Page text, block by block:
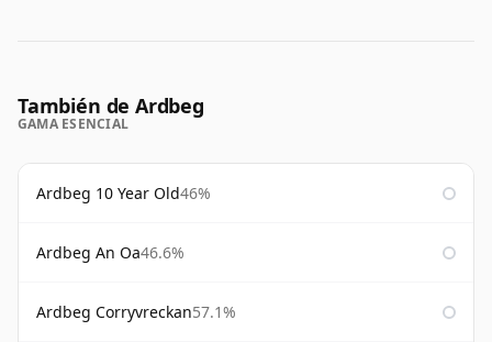
También de Ardbeg
GAMA ESENCIAL
Ardbeg 10 Year Old46%
Ardbeg An Oa46.6%
Ardbeg Corryvreckan57.1%